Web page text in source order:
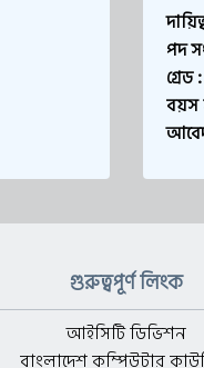
পদ
গ্রেড :
বয়স
গুরুত্বপূর্ণ লিংক
আইসিটি ডিভিশন
বাংলাদেশ কম্পিউটার